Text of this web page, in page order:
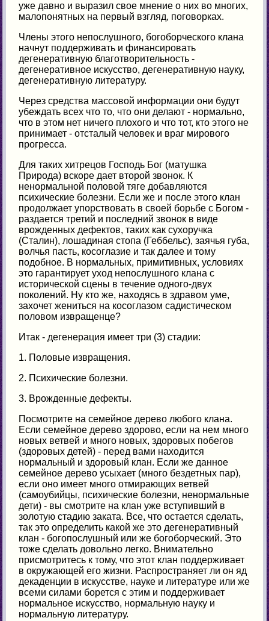
уже давно и выразил свое мнение о них во многих,
малопонятных на первый взгляд, поговорках.
Члены этого непослушного, богоборческого клана
начнут поддерживать и финансировать
дегенеративную благотворительность -
дегенеративное искусство, дегенеративную науку,
дегенеративную литературу.
Через средства массовой информации они будут
убеждать всех что то, что они делают - нормально,
что в этом нет ничего плохого и что тот, кто этого не
принимает - отсталый человек и враг мирового
прогресса.
Для таких хитрецов Господь Бог (матушка
Природа) вскоре дает второй звонок. К
ненормальной половой тяге добавляются
психические болезни. Если же и после этого клан
продолжает упорствовать в своей борьбе с Богом -
раздается третий и последний звонок в виде
врожденных дефектов, таких как сухоручка
(Сталин), лошадиная стопа (Геббельс), заячья губа,
волчья пасть, косоглазие и так далее и тому
подобное. В нормальных, примитивных, условиях
это гарантирует уход непослушного клана с
исторической сцены в течение одного-двух
поколений. Ну кто же, находясь в здравом уме,
захочет жениться на косоглазом садистическом
половом извращенце?
Итак - дегенерация имеет три (3) стадии:
1. Половые извращения.
2. Психические болезни.
3. Врожденные дефекты.
Посмотрите на семейное дерево любого клана.
Если семейное дерево здорово, если на нем много
новых ветвей и много новых, здоровых побегов
(здоровых детей) - перед вами находится
нормальный и здоровый клан. Если же данное
семейное дерево усыхает (много бездетных пар),
если оно имеет много отмирающих ветвей
(самоубийцы, психические болезни, ненормальные
дети) - вы смотрите на клан уже вступивший в
золотую стадию заката. Все, что остается сделать,
так это определить какой же это дегенеративный
клан - богопослушный или же богоборческий. Это
тоже сделать довольно легко. Внимательно
присмотритесь к тому, что этот клан поддерживает
в окружающей его жизни. Распространяет ли он яд
декаденции в искусстве, науке и литературе или же
всеми силами борется с этим и поддерживает
нормальное искусство, нормальную науку и
нормальную литературу.